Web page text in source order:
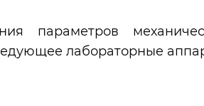
параметров
лабораторные